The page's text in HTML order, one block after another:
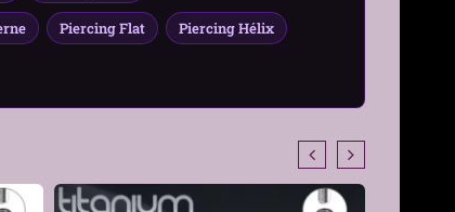
Piercing Flat Piercing Hélix